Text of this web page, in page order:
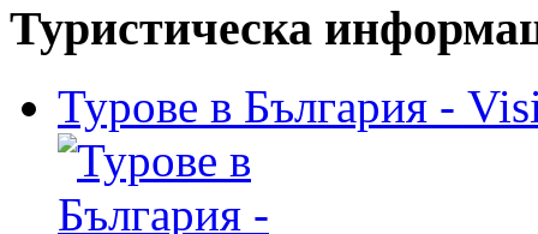
Туристическа
Турове в България -